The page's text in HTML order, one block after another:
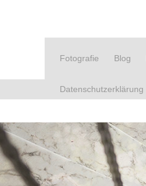
Fotografie Blog
Datenschutzerklärung